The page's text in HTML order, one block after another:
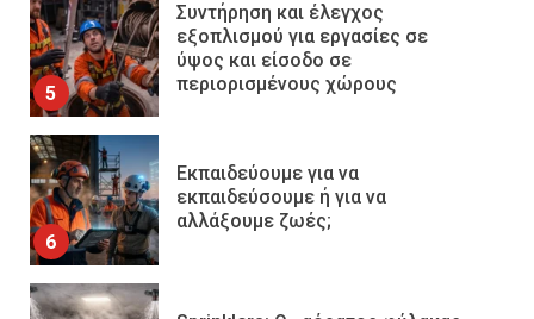
6
Εκπαιδεύουμε για να
εκπαιδεύσουμε ή για να
αλλάξουμε ζωές;
7
Sprinklers: Ο «αόρατος φύλακας
άγγελος» πάνω από το κεφάλι
μας